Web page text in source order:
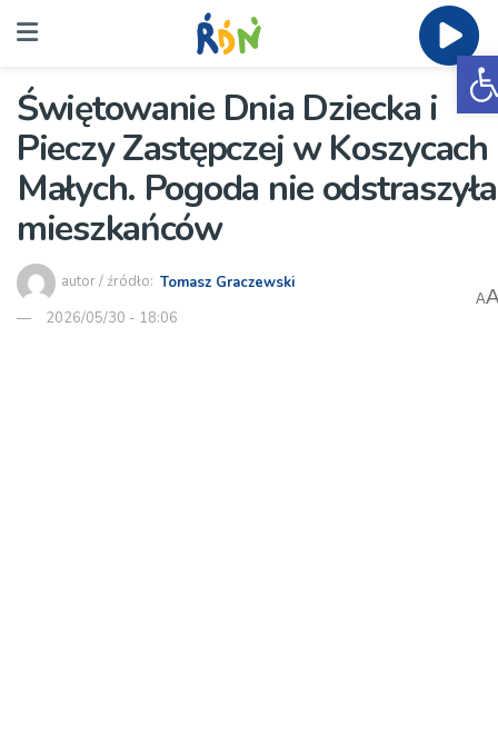
Świętowanie Dnia Dziecka i
Pieczy Zastępczej w Koszycach
Małych. Pogoda nie odstraszyła
mieszkańców
autor / źródło: Tomasz Graczewski
2026/05/30 - 18:06
A